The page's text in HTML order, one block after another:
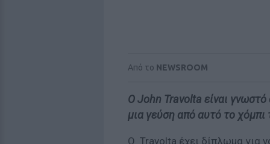
Από το NEWSROOM
Ο John Travolta είναι
μια γεύση από αυτό το
Ο Travolta έχει δίπλωμα για